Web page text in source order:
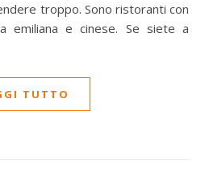
troppo. Sono ristoranti con
emiliana e cinese. Se siete a
TUTTO